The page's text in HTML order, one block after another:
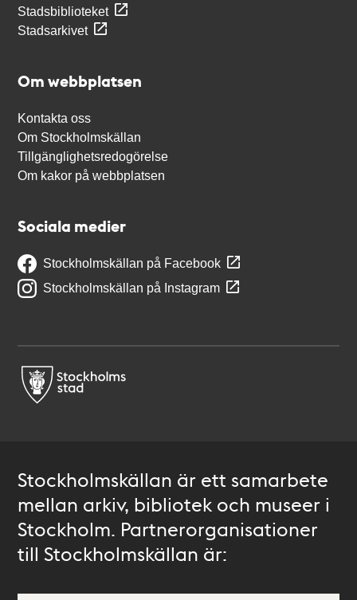
Stadsbiblioteket
Stadsarkivet
Om webbplatsen
Kontakta oss
Om Stockholmskällan
Tillgänglighetsredogörelse
Om kakor på webbplatsen
Sociala medier
Stockholmskällan på Facebook
Stockholmskällan på Instagram
Stockholmskällan är ett samarbete
mellan arkiv, bibliotek och museer i
Stockholm. Partnerorganisationer
till Stockholmskällan är: